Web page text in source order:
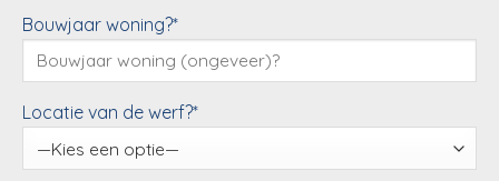
Bouwjaar woning?*
Locatie van de werf?*